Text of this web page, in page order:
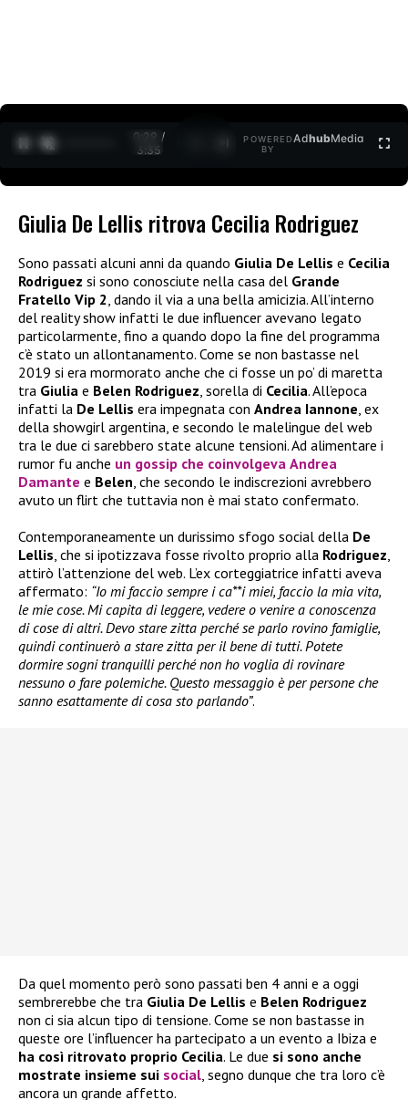
0:30 /
3:35
POWERED
BY
AdhubMedia
Giulia De Lellis ritrova Cecilia Rodriguez
Sono passati alcuni anni da quando Giulia De Lellis e Cecilia
Rodriguez si sono conosciute nella casa del Grande
Fratello Vip 2, dando il via a una bella amicizia. All’interno
del reality show infatti le due influencer avevano legato
particolarmente, fino a quando dopo la fine del programma
c’è stato un allontanamento. Come se non bastasse nel
2019 si era mormorato anche che ci fosse un po’ di maretta
tra Giulia e Belen Rodriguez, sorella di Cecilia. All’epoca
infatti la De Lellis era impegnata con Andrea Iannone, ex
della showgirl argentina, e secondo le malelingue del web
tra le due ci sarebbero state alcune tensioni. Ad alimentare i
rumor fu anche un gossip che coinvolgeva Andrea
Damante e Belen, che secondo le indiscrezioni avrebbero
avuto un flirt che tuttavia non è mai stato confermato.
Contemporaneamente un durissimo sfogo social della De
Lellis, che si ipotizzava fosse rivolto proprio alla Rodriguez,
attirò l’attenzione del web. L’ex corteggiatrice infatti aveva
affermato: “Io mi faccio sempre i ca**i miei, faccio la mia vita,
le mie cose. Mi capita di leggere, vedere o venire a conoscenza
di cose di altri. Devo stare zitta perché se parlo rovino famiglie,
quindi continuerò a stare zitta per il bene di tutti. Potete
dormire sogni tranquilli perché non ho voglia di rovinare
nessuno o fare polemiche. Questo messaggio è per persone che
sanno esattamente di cosa sto parlando”.
Da quel momento però sono passati ben 4 anni e a oggi
sembrerebbe che tra Giulia De Lellis e Belen Rodriguez
non ci sia alcun tipo di tensione. Come se non bastasse in
queste ore l’influencer ha partecipato a un evento a Ibiza e
ha così ritrovato proprio Cecilia. Le due si sono anche
mostrate insieme sui social, segno dunque che tra loro c’è
ancora un grande affetto.